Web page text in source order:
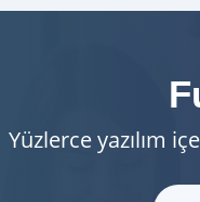
Yüzlerce yazılım